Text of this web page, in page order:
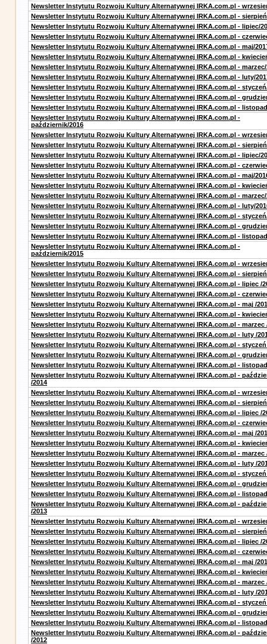
Newsletter Instytutu Rozwoju Kultury Alternatywnej IRKA.com.pl -
Newsletter Instytutu Rozwoju Kultury Alternatywnej IRKA.com.pl -
Newsletter Instytutu Rozwoju Kultury Alternatywnej IRKA.com.pl - lipiec/
Newsletter Instytutu Rozwoju Kultury Alternatywnej IRKA.com.pl -
Newsletter Instytutu Rozwoju Kultury Alternatywnej IRKA.com.pl - maj/
Newsletter Instytutu Rozwoju Kultury Alternatywnej IRKA.com.pl -
Newsletter Instytutu Rozwoju Kultury Alternatywnej IRKA.com.pl - marzec/
Newsletter Instytutu Rozwoju Kultury Alternatywnej IRKA.com.pl - luty/
Newsletter Instytutu Rozwoju Kultury Alternatywnej IRKA.com.pl -
Newsletter Instytutu Rozwoju Kultury Alternatywnej IRKA.com.pl -
Newsletter Instytutu Rozwoju Kultury Alternatywnej IRKA.com.pl -
Newsletter Instytutu Rozwoju Kultury Alternatywnej IRKA.com.pl -
październik/2016
Newsletter Instytutu Rozwoju Kultury Alternatywnej IRKA.com.pl -
Newsletter Instytutu Rozwoju Kultury Alternatywnej IRKA.com.pl -
Newsletter Instytutu Rozwoju Kultury Alternatywnej IRKA.com.pl - lipiec/
Newsletter Instytutu Rozwoju Kultury Alternatywnej IRKA.com.pl -
Newsletter Instytutu Rozwoju Kultury Alternatywnej IRKA.com.pl - maj/
Newsletter Instytutu Rozwoju Kultury Alternatywnej IRKA.com.pl -
Newsletter Instytutu Rozwoju Kultury Alternatywnej IRKA.com.pl - marzec/
Newsletter Instytutu Rozwoju Kultury Alternatywnej IRKA.com.pl - luty/
Newsletter Instytutu Rozwoju Kultury Alternatywnej IRKA.com.pl -
Newsletter Instytutu Rozwoju Kultury Alternatywnej IRKA.com.pl -
Newsletter Instytutu Rozwoju Kultury Alternatywnej IRKA.com.pl -
Newsletter Instytutu Rozwoju Kultury Alternatywnej IRKA.com.pl -
październik/2015
Newsletter Instytutu Rozwoju Kultury Alternatywnej IRKA.com.pl -
Newsletter Instytutu Rozwoju Kultury Alternatywnej IRKA.com.pl -
Newsletter Instytutu Rozwoju Kultury Alternatywnej IRKA.com.pl - lipiec /
Newsletter Instytutu Rozwoju Kultury Alternatywnej IRKA.com.pl -
Newsletter Instytutu Rozwoju Kultury Alternatywnej IRKA.com.pl - maj /
Newsletter Instytutu Rozwoju Kultury Alternatywnej IRKA.com.pl -
Newsletter Instytutu Rozwoju Kultury Alternatywnej IRKA.com.pl - marzec
Newsletter Instytutu Rozwoju Kultury Alternatywnej IRKA.com.pl - luty /
Newsletter Instytutu Rozwoju Kultury Alternatywnej IRKA.com.pl - styczeń
Newsletter Instytutu Rozwoju Kultury Alternatywnej IRKA.com.pl -
Newsletter Instytutu Rozwoju Kultury Alternatywnej IRKA.com.pl - listopad
Newsletter Instytutu Rozwoju Kultury Alternatywnej IRKA.com.pl -
/2014
Newsletter Instytutu Rozwoju Kultury Alternatywnej IRKA.com.pl -
Newsletter Instytutu Rozwoju Kultury Alternatywnej IRKA.com.pl - sierpień
Newsletter Instytutu Rozwoju Kultury Alternatywnej IRKA.com.pl - lipiec /
Newsletter Instytutu Rozwoju Kultury Alternatywnej IRKA.com.pl -
Newsletter Instytutu Rozwoju Kultury Alternatywnej IRKA.com.pl - maj /
Newsletter Instytutu Rozwoju Kultury Alternatywnej IRKA.com.pl -
Newsletter Instytutu Rozwoju Kultury Alternatywnej IRKA.com.pl - marzec
Newsletter Instytutu Rozwoju Kultury Alternatywnej IRKA.com.pl - luty /
Newsletter Instytutu Rozwoju Kultury Alternatywnej IRKA.com.pl - styczeń
Newsletter Instytutu Rozwoju Kultury Alternatywnej IRKA.com.pl -
Newsletter Instytutu Rozwoju Kultury Alternatywnej IRKA.com.pl - listopad
Newsletter Instytutu Rozwoju Kultury Alternatywnej IRKA.com.pl -
/2013
Newsletter Instytutu Rozwoju Kultury Alternatywnej IRKA.com.pl -
Newsletter Instytutu Rozwoju Kultury Alternatywnej IRKA.com.pl - sierpień
Newsletter Instytutu Rozwoju Kultury Alternatywnej IRKA.com.pl - lipiec /
Newsletter Instytutu Rozwoju Kultury Alternatywnej IRKA.com.pl -
Newsletter Instytutu Rozwoju Kultury Alternatywnej IRKA.com.pl - maj /
Newsletter Instytutu Rozwoju Kultury Alternatywnej IRKA.com.pl -
Newsletter Instytutu Rozwoju Kultury Alternatywnej IRKA.com.pl - marzec
Newsletter Instytutu Rozwoju Kultury Alternatywnej IRKA.com.pl - luty /
Newsletter Instytutu Rozwoju Kultury Alternatywnej IRKA.com.pl - styczeń
Newsletter Instytutu Rozwoju Kultury Alternatywnej IRKA.com.pl -
Newsletter Instytutu Rozwoju Kultury Alternatywnej IRKA.com.pl - listopad
Newsletter Instytutu Rozwoju Kultury Alternatywnej IRKA.com.pl -
/2012